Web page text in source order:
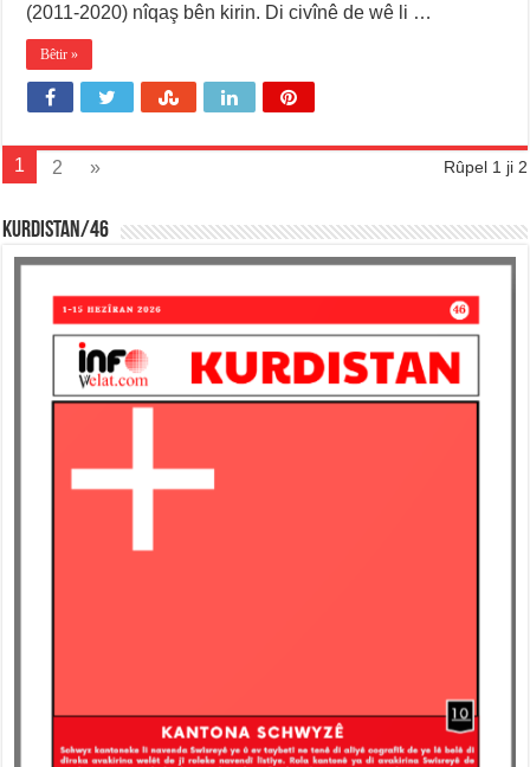
(2011-2020) nîqaş bên kirin. Di civînê de wê li …
Bêtir »
Rûpel 1 ji 2
1 2 »
KURDISTAN/46